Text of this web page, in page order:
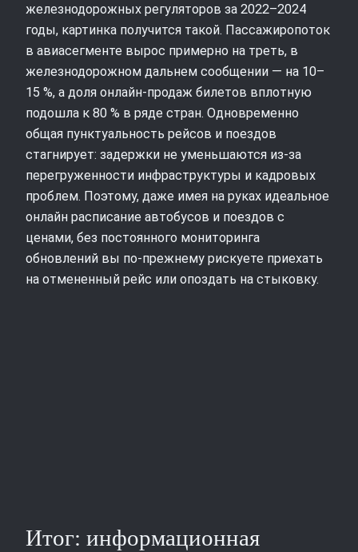
железнодорожных регуляторов за 2022–2024
годы, картинка получится такой. Пассажиропоток
в авиасегменте вырос примерно на треть, в
железнодорожном дальнем сообщении — на 10–
15 %, а доля онлайн‑продаж билетов вплотную
подошла к 80 % в ряде стран. Одновременно
общая пунктуальность рейсов и поездов
стагнирует: задержки не уменьшаются из‑за
перегруженности инфраструктуры и кадровых
проблем. Поэтому, даже имея на руках идеальное
онлайн расписание автобусов и поездов с
ценами, без постоянного мониторинга
обновлений вы по‑прежнему рискуете приехать
на отмененный рейс или опоздать на стыковку.
Итог: информационная